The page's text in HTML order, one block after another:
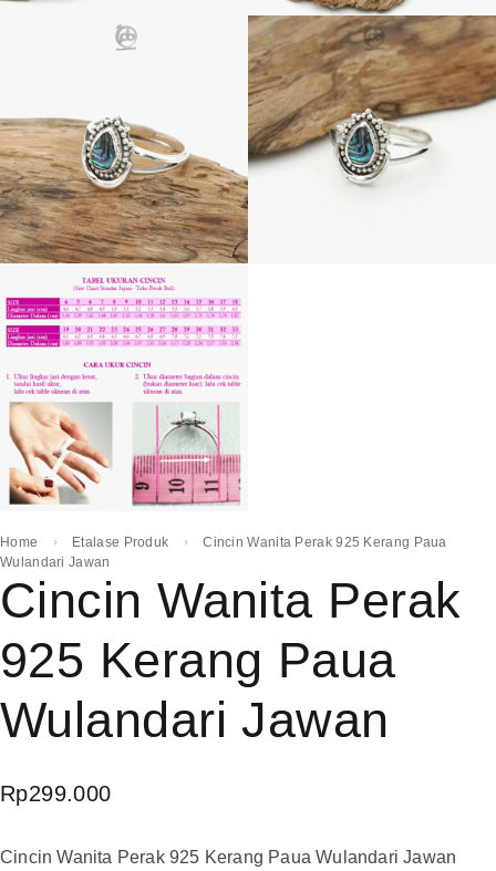
Home Etalase Produk
Cincin Wanita Perak 925 Kerang Paua
Wulandari Jawan
Cincin Wanita Perak
925 Kerang Paua
Wulandari Jawan
Rp299.000
Cincin Wanita Perak 925 Kerang Paua Wulandari Jawan